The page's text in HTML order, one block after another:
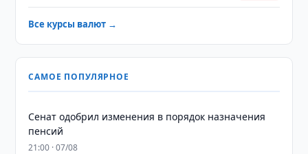
Все курсы валют →
САМОЕ ПОПУЛЯРНОЕ
Сенат одобрил изменения в порядок назначения
пенсий
21:00 · 07/08